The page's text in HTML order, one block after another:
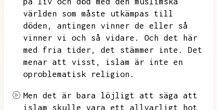
världen som måste utkämpas till
döden,
antingen vinner de eller så
vinner vi och så vidare.
Och det här
med fria tider,
det stämmer inte.
Det
menar att visst,
islam är inte en
oproblematisk religion.
Men det är bara löjligt att säga att
islam skulle vara ett allvarligt hot